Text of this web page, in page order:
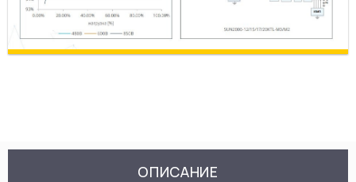
ОПИСАНИЕ